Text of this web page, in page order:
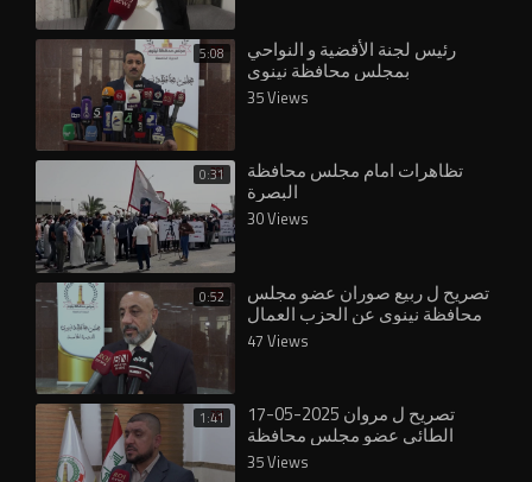
5:08 رئيس لجنة الأقضية و النواحي
بمجلس محافظة نينوى
35 Views
0:31 تظاهرات امام مجلس محافظة
البصرة
30 Views
0:52 تصريح ل ربيع صوران عضو مجلس
محافظة نينوى عن الحزب العمال
الكردستاني
47 Views
1:41 17-05-2025 تصريح ل مروان
الطائي عضو مجلس محافظة
نينوى حول مجلس المحافظة
35 Views